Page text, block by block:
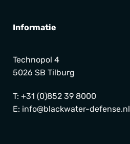
Informatie
Technopol 4
5026 SB Tilburg
T: +31 (0)852 39 8000
E: info@blackwater-defense.nl